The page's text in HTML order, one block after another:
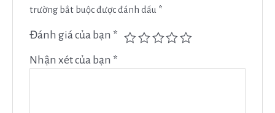
trường bắt buộc được đánh dấu *
Đánh giá của bạn *
Nhận xét của bạn *